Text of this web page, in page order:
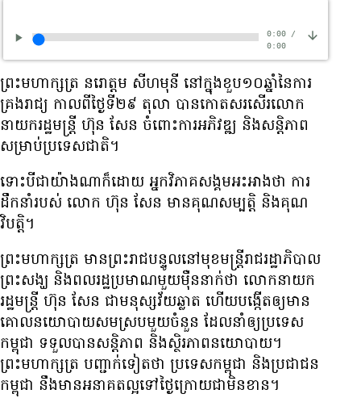
0:00/
0:00
ព្រះមហាក្សត្រ នរោត្តម សីហមុនី នៅ​ក្នុង​ខួប​១០​ឆ្នាំ​នៃ​ការ​
គ្រងរាជ្យ កាល​ពី​ថ្ងៃ​ទី​២៩ តុលា បាន​កោត​សរសើរ​លោក​
នាយក​រដ្ឋមន្ត្រី ហ៊ុន សែន ចំពោះ​ការ​អភិវឌ្ឍ និង​សន្តិភាព​
សម្រាប់​ប្រទេស​ជាតិ។
ទោះ​បី​ជា​យ៉ាង​ណា​ក៏ដោយ អ្នក​វិភាគ​សង្គម​អះអាង​ថា ការ​
ដឹក​នាំ​របស់ លោក ហ៊ុន សែន មាន​គុណ​សម្បត្តិ និង​គុណ​
វិបត្តិ។
ព្រះមហាក្សត្រ មាន​ព្រះរាជ​បន្ទូល​នៅ​មុខ​មន្ត្រី​រាជ​រដ្ឋាភិបាល
ព្រះសង្ឃ និង​ពលរដ្ឋ​ប្រមាណ​មួយ​ម៉ឺន​នាក់​ថា លោក​នាយក​
រដ្ឋមន្ត្រី ហ៊ុន សែន ជា​មនុស្ស​វ័យ​ឆ្លាត ហើយ​បង្កើត​ឲ្យ​មាន​
គោល​នយោបាយ​សមស្រប​មួយ​ចំនួន ដែល​នាំ​ឲ្យ​ប្រទេស​
កម្ពុជា ទទួល​បាន​សន្តិភាព និង​ស្ថិរភាព​នយោបាយ។
ព្រះមហាក្សត្រ បញ្ជាក់​ទៀត​ថា ប្រទេស​កម្ពុជា និង​ប្រជាជន​
កម្ពុជា នឹង​មាន​អនាគត​ល្អ​ទៅ​ថ្ងៃ​ក្រោយ​ជា​មិន​ខាន។